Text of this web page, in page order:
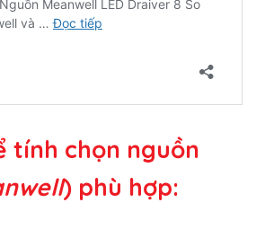
tính chọn nguồn
) phù hợp: